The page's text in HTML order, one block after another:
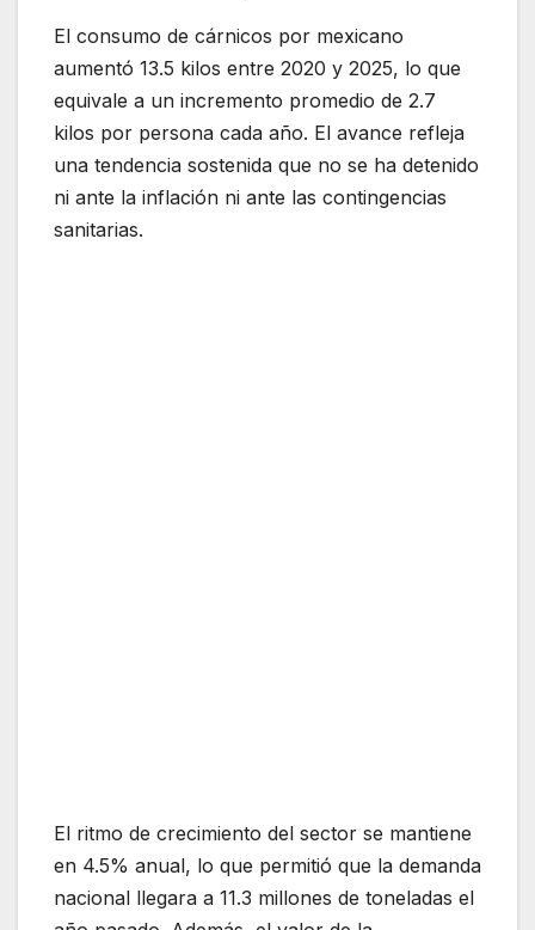
El consumo de cárnicos por mexicano
aumentó 13.5 kilos entre 2020 y 2025, lo que
equivale a un incremento promedio de 2.7
kilos por persona cada año. El avance refleja
una tendencia sostenida que no se ha detenido
ni ante la inflación ni ante las contingencias
sanitarias.
El ritmo de crecimiento del sector se mantiene
en 4.5% anual, lo que permitió que la demanda
nacional llegara a 11.3 millones de toneladas el